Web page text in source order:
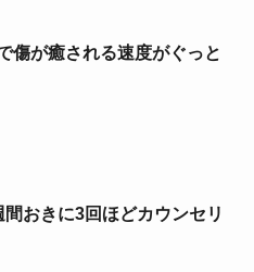
傷が癒される速度がぐっと
おきに3回ほどカウンセリ